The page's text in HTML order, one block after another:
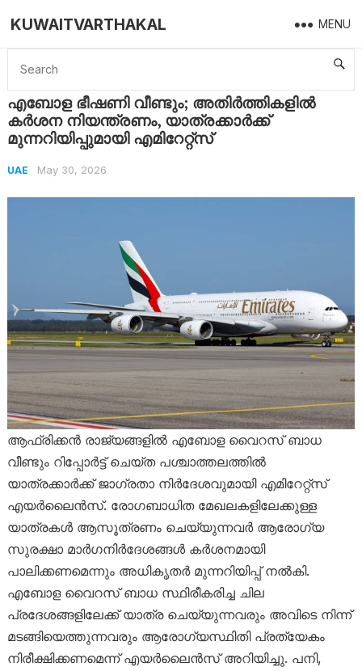
KUWAITVARTHAKAL MENU
Home UAE എബോള ഭീഷണി വീണ്ടും; അതിർത്തികളിൽ കർശന നിയന്ത്രണം, യാത്രക്കാർക്ക് മുന്നറിയിപ്പുമായി എമിറേറ്റ്സ്
എബോള ഭീഷണി വീണ്ടും; അതിർത്തികളിൽ
കർശന നിയന്ത്രണം, യാത്രക്കാർക്ക്
മുന്നറിയിപ്പുമായി എമിറേറ്റ്സ്
UAE May 30, 2026
ആഫ്രിക്കൻ രാജ്യങ്ങളിൽ എബോള വൈറസ് ബാധ
വീണ്ടും റിപ്പോർട്ട് ചെയ്ത പശ്ചാത്തലത്തിൽ
യാത്രക്കാർക്ക് ജാഗ്രതാ നിർദേശവുമായി എമിറേറ്റ്സ്
എയർലൈൻസ്. രോഗബാധിത മേഖലകളിലേക്കുള്ള
യാത്രകൾ ആസൂത്രണം ചെയ്യുന്നവർ ആരോഗ്യ
സുരക്ഷാ മാർഗനിർദേശങ്ങൾ കർശനമായി
പാലിക്കണമെന്നും അധികൃതർ മുന്നറിയിപ്പ് നൽകി.
എബോള വൈറസ് ബാധ സ്ഥിരീകരിച്ച ചില
പ്രദേശങ്ങളിലേക്ക് യാത്ര ചെയ്യുന്നവരും അവിടെ നിന്ന്
മടങ്ങിയെത്തുന്നവരും ആരോഗ്യസ്ഥിതി പ്രത്യേകം
നിരീക്ഷിക്കണമെന്ന് എയർലൈൻസ് അറിയിച്ചു. പനി,